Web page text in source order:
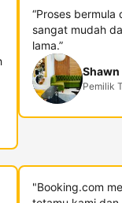
“Proses
sangat mudah
lama.”
Pemilik
"Booking.com